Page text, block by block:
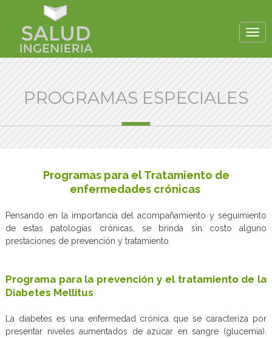
PROGRAMAS ESPECIALES
Programas para el Tratamiento de
enfermedades crónicas
Pensando en la importancia del acompañamiento y seguimiento
de estas patologías crónicas, se brinda sin costo alguno
prestaciones de prevención y tratamiento.
Programa para la prevención y el tratamiento de la
Diabetes Mellitus
La diabetes es una enfermedad crónica que se caracteriza por
presentar niveles aumentados de azúcar en sangre (glucemia).